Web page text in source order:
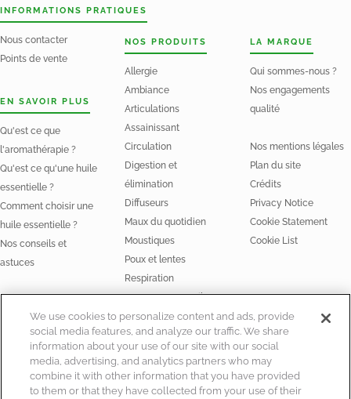
INFORMATIONS PRATIQUES
Nous contacter
Points de vente
EN SAVOIR PLUS
Qu'est ce que
l'aromathérapie ?
Qu'est ce qu'une huile
essentielle ?
Comment choisir une
huile essentielle ?
Nos conseils et
astuces
Huiles essentielles
NOS PRODUITS
Allergie
Ambiance
Articulations
Assainissant
Circulation
Digestion et
élimination
Diffuseurs
Maux du quotidien
Moustiques
Poux et lentes
Respiration
Stress et Sommeil
LA MARQUE
Qui sommes-nous ?
Nos engagements
qualité
Nos mentions légales
Plan du site
Crédits
Privacy Notice
Cookie Statement
Cookie List
We use cookies to personalize content and ads, provide
social media features, and analyze our traffic. We share
information about your use of our site with our social
media, advertising, and analytics partners who may
combine it with other information that you have provided
to them or that they have collected from your use of their